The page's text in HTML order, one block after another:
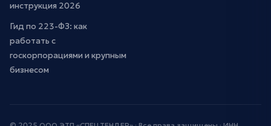
инструкция 2026
Гид по 223-ФЗ: как
работать с
госкорпорациями и крупным
бизнесом